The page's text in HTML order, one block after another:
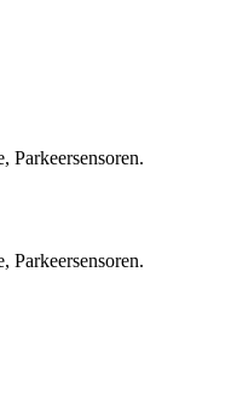
Parkeersensoren.
Parkeersensoren.